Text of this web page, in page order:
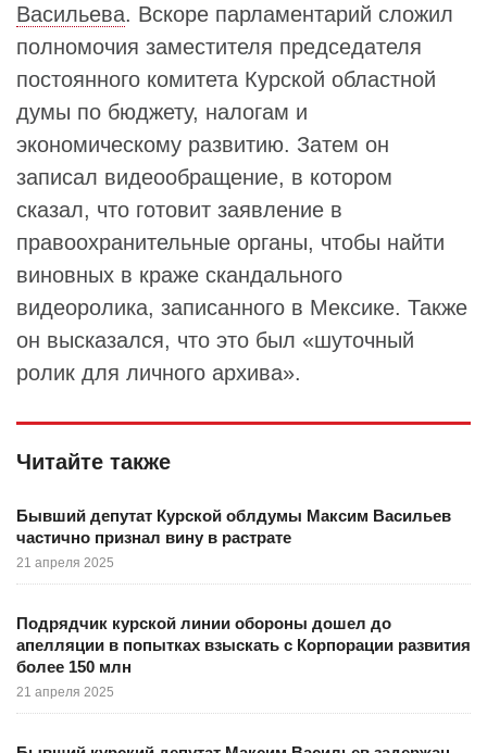
Васильева. Вскоре парламентарий сложил
полномочия заместителя председателя
постоянного комитета Курской областной
думы по бюджету, налогам и
экономическому развитию. Затем он
записал видеообращение, в котором
сказал, что готовит заявление в
правоохранительные органы, чтобы найти
виновных в краже скандального
видеоролика, записанного в Мексике. Также
он высказался, что это был «шуточный
ролик для личного архива».
Читайте также
Бывший депутат Курской облдумы Максим Васильев
частично признал вину в растрате
21 апреля 2025
Подрядчик курской линии обороны дошел до
апелляции в попытках взыскать с Корпорации развития
более 150 млн
21 апреля 2025